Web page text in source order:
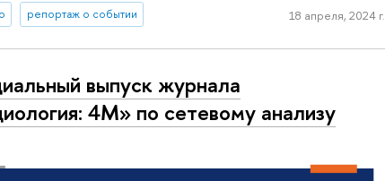
репортаж о событии 18 апреля, 2024 г.
выпуск журнала
4М» по сетевому анализу